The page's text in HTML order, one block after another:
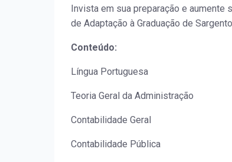
Invista em sua preparação e aumente
de Adaptação à Graduação de
Conteúdo:
Língua Portuguesa
Teoria Geral da Administração
Contabilidade Geral
Contabilidade Pública